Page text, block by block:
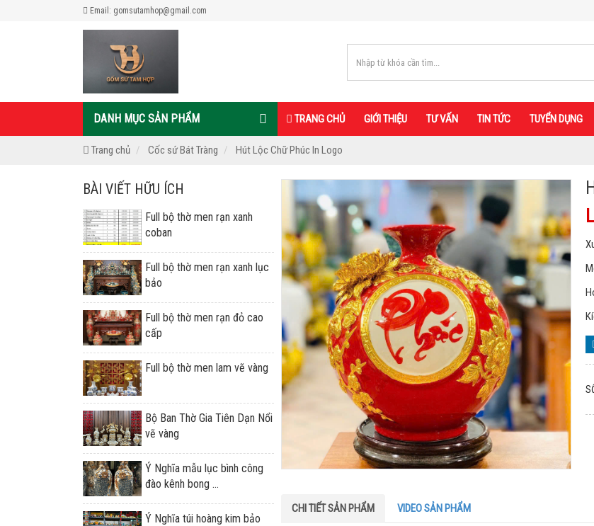
Email: gomsutamhop@gmail.com
DANH MỤC SẢN PHẨM TRANG CHỦ GIỚI THIỆU TƯ VẤN TIN TỨC TUYỂN DỤNG
Trang chủ Cốc sứ Bát Tràng Hút Lộc Chữ Phúc In Logo
BÀI VIẾT HỮU ÍCH
Full bộ thờ men rạn xanh
coban
Full bộ thờ men rạn xanh lục
bảo
Full bộ thờ men rạn đỏ cao
cấp
Full bộ thờ men lam vẽ vàng
Bộ Ban Thờ Gia Tiên Dạn Nổi
vẽ vàng
Ý Nghĩa mẫu lục bình công
đào kênh bong ...
Ý Nghĩa túi hoàng kim bảo
CHI TIẾT SẢN PHẨM VIDEO SẢN PHẨM